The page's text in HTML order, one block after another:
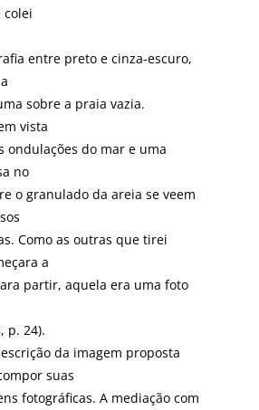
colei
entre preto e cinza-escuro,
sobre a praia vazia.
vista
ondulações do mar e uma
no
o granulado da areia se veem
Como as outras que tirei
a
partir, aquela era uma foto
p. 24).
da imagem proposta
suas
fotográficas. A mediação com